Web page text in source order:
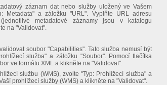
záznam dat nebo služby uložený ve Vašem
Metadata" a záložku "URL". Vyplňte URL adresu
metadatové záznamy jsou v katalogu
na "Validovat".
soubor "Capabilities". Tato služba nemusí být
služba" a záložku "Soubor". Pomocí tlačítka
ve formátu XML a klikněte na "Validovat".
službu (WMS), zvolte "Typ: Prohlížecí služba" a
prohlížecí služby (WMS) a klikněte na "Validovat".